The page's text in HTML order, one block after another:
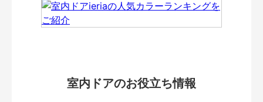
室内ドアのお役立ち情報